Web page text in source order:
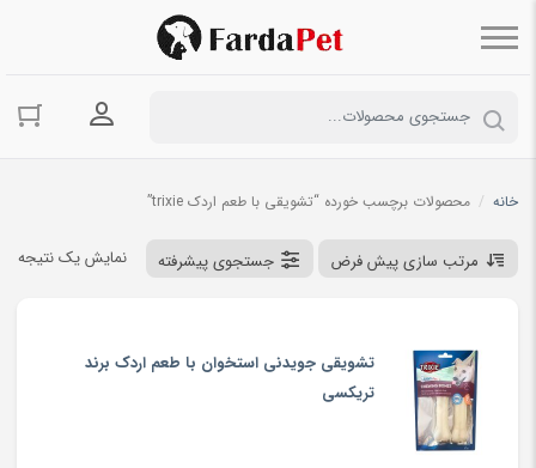
ورود به
خانه / محصولات برچسب خورده “تشویقی با طعم اردک trixie”
نمایش یک نتیجه مرتب سازی پیش فرض جستجوی پیشرفته
تشویقی جویدنی استخوان با طعم اردک برند
تریکسی